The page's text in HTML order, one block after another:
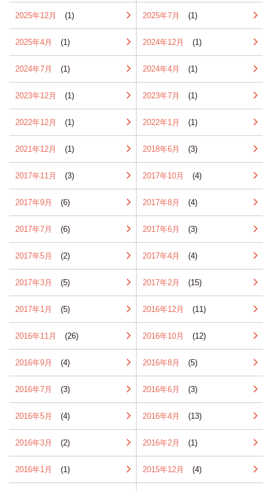
2025年12月 (1) 2025年7月 (1)
2025年4月 (1) 2024年12月 (1)
2024年7月 (1) 2024年4月 (1)
2023年12月 (1) 2023年7月 (1)
2022年12月 (1) 2022年1月 (1)
2021年12月 (1) 2018年6月 (3)
2017年11月 (3) 2017年10月 (4)
2017年9月 (6) 2017年8月 (4)
2017年7月 (6) 2017年6月 (3)
2017年5月 (2) 2017年4月 (4)
2017年3月 (5) 2017年2月 (15)
2017年1月 (5) 2016年12月 (11)
2016年11月 (26) 2016年10月 (12)
2016年9月 (4) 2016年8月 (5)
2016年7月 (3) 2016年6月 (3)
2016年5月 (4) 2016年4月 (13)
2016年3月 (2) 2016年2月 (1)
2016年1月 (1) 2015年12月 (4)